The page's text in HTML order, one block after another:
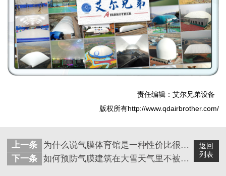
责任编辑：艾尔兄弟设备
版权所有http://www.qdairbrother.com/
返回
列表
上一条
为什么说气膜体育馆是一种性价比很高的建筑呢？
下一条
如何预防气膜建筑在大雪天气里不被破坏？